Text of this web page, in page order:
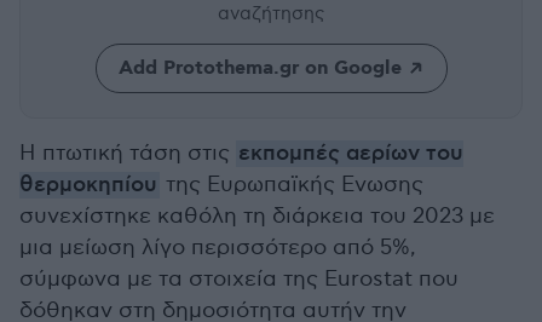
αναζήτησης
Add Protothema.gr on Google
Η πτωτική τάση στις εκπομπές αερίων του
θερμοκηπίου της Ευρωπαϊκής Ενωσης
συνεχίστηκε καθόλη τη διάρκεια του 2023 με
μια μείωση λίγο περισσότερο από 5%,
σύμφωνα με τα στοιχεία της Eurostat που
δόθηκαν στη δημοσιότητα αυτήν την